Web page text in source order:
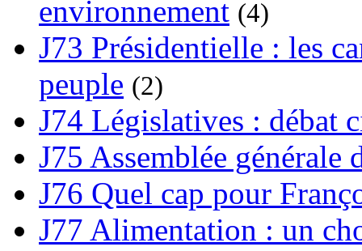
environnement (4)
J73 Présidentielle : les
peuple (2)
J74 Législatives : débat
J75 Assemblée générale
J76 Quel cap pour
J77 Alimentation : un